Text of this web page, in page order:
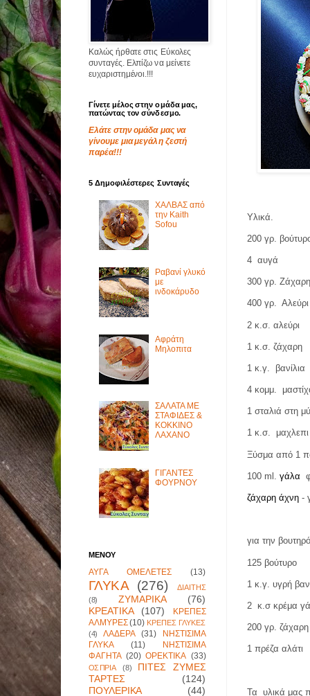
Υλικά.
200 γρ.
4 αυγά
300 γρ.
400 γρ.
2 κ.σ. αλεύρι
1 κ.σ. ζάχαρη
1 κ.γ. βανίλια
4 κομμ.
1 σταλιά στη
1 κ.σ.
Ξύσμα από 1
100 ml .γάλα
ζάχαρη άχνη -
για την
125 βούτυρο
1 κ.γ. υγρή
2 κ.σ κρέμα
200 γρ.
1 πρέζα αλάτι
Τα
υλικά μας
Καλώς ήρθατε στις Εύκολες
συνταγές. Ελπίζω να μείνετε
ευχαριστημένοι.!!!
Γίνετε μέλος στην ομάδα μας,
πατώντας τον σύνδεσμο.
Ελάτε στην ομάδα μας να
γίνουμε μια μεγάλη ζεστή
παρέα!!!
5 Δημοφιλέστερες Συνταγές
ΧΑΛΒΑΣ από
την Kaith
Sofou
Ραβανί γλυκό
με
ινδοκάρυδο
Αφράτη
Μηλοπιτα
ΣΑΛΑΤΑ ΜΕ
ΣΤΑΦΙΔΕΣ &
ΚΟΚΚΙΝΟ
ΛΑΧΑΝΟ
ΓΙΓΑΝΤΕΣ
ΦΟΥΡΝΟΥ
ΜΕΝΟΥ
ΑΥΓΑ ΟΜΕΛΕΤΕΣ (13)
ΓΛΥΚΑ (276)
ΔΙΑΙΤΗΣ
(8)
ΖΥΜΑΡΙΚΑ
(76)
ΚΡΕΑΤΙΚΑ
(107)
ΚΡΕΠΕΣ
ΑΛΜΥΡΕΣ (10) ΚΡΕΠΕΣ ΓΛΥΚΕΣ
(4)
ΛΑΔΕΡΑ (31)
ΝΗΣΤΙΣΙΜΑ
ΓΛΥΚΑ
(11)
ΝΗΣΤΙΣΙΜΑ
ΦΑΓΗΤΑ (20) ΟΡΕΚΤΙΚΑ (33)
ΟΣΠΡΙΑ (8)
ΠΙΤΕΣ ΖΥΜΕΣ
ΤΑΡΤΕΣ
(124)
ΠΟΥΛΕΡΙΚΑ
(44)